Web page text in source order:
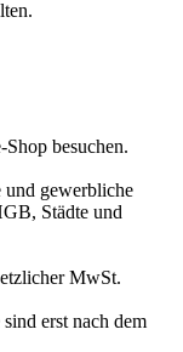
besuchen.
gewerbliche
Städte und
MwSt.
erst nach dem